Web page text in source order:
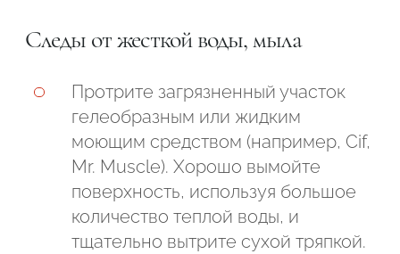
Следы от жесткой воды, мыла
Протрите загрязненный участок
гелеобразным или жидким
моющим средством (например, Cif,
Mr. Muscle). Хорошо вымойте
поверхность, используя большое
количество теплой воды, и
тщательно вытрите сухой тряпкой.